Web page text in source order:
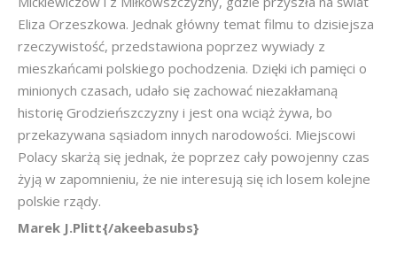
Eliza Orzeszkowa. Jednak główny temat filmu to dzisiejsza
rzeczywistość, przedstawiona poprzez wywiady z
mieszkańcami polskiego pochodzenia. Dzięki ich pamięci o
minionych czasach, udało się zachować niezakłamaną
historię Grodzieńszczyzny i jest ona wciąż żywa, bo
przekazywana sąsiadom innych narodowości. Miejscowi
Polacy skarżą się jednak, że poprzez cały powojenny czas
żyją w zapomnieniu, że nie interesują się ich losem kolejne
polskie rządy.
Marek J.Plitt{/akeebasubs}